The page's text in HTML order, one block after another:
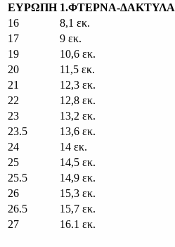
ΕΥΡΩΠΗ 1.ΦΤΕΡΝΑ-ΔΑΚΤΥΛΑ
16
8,1 εκ.
17
9 εκ.
19
10,6 εκ.
20
11,5 εκ.
21
12,3 εκ.
22
12,8 εκ.
23
13,2 εκ.
23.5
13,6 εκ.
24
14 εκ.
25
14,5 εκ.
25.5
14,9 εκ.
26
15,3 εκ.
26.5
15,7 εκ.
27
16.1 εκ.